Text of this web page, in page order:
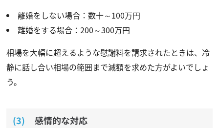
離婚をしない場合：数十～100万円
離婚をする場合：200～300万円
相場を大幅に超えるような慰謝料を請求されたときは、冷
静に話し合い相場の範囲まで減額を求めた方がよいでしょ
う。
感情的な対応